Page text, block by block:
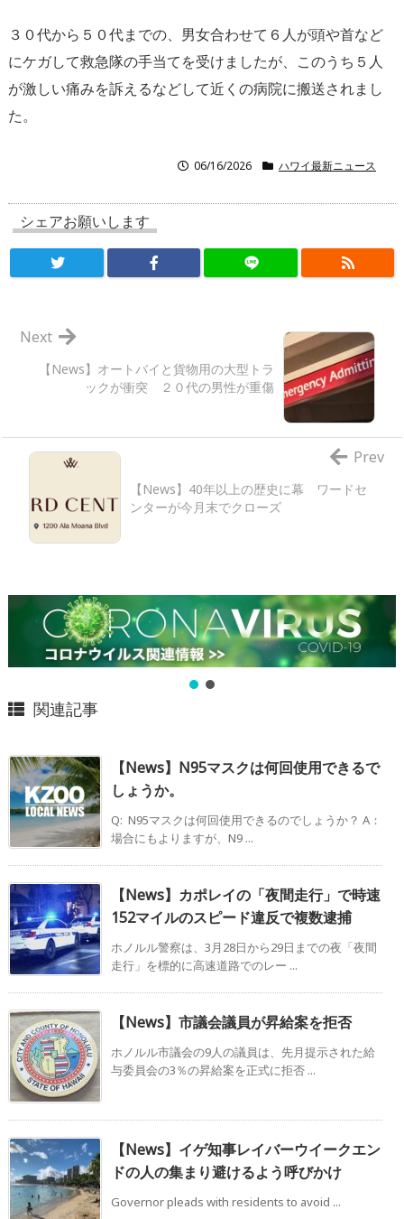
３０代から５０代までの、男女合わせて６人が頭や首など
にケガして救急隊の手当てを受けましたが、このうち５人
が激しい痛みを訴えるなどして近くの病院に搬送されまし
た。
06/16/2026 ハワイ最新ニュース
シェアお願いします
【News】オートバイと貨物用の大型トラ
ックが衝突 ２０代の男性が重傷
Next
【News】40年以上の歴史に幕 ワードセ
ンターが今月末でクローズ
Prev
関連記事
【News】N95マスクは何回使用できるで
しょうか。
Q: N95マスクは何回使用できるのでしょうか？ A：
場合にもよりますが、N9 ...
【News】カポレイの「夜間走行」で時速
152マイルのスピード違反で複数逮捕
ホノルル警察は、3月28日から29日までの夜「夜間
走行」を標的に高速道路でのレー ...
【News】市議会議員が昇給案を拒否
ホノルル市議会の9人の議員は、先月提示された給
与委員会の3％の昇給案を正式に拒否 ...
【News】イゲ知事レイバーウイークエン
ドの人の集まり避けるよう呼びかけ
Governor pleads with residents to avoid ...